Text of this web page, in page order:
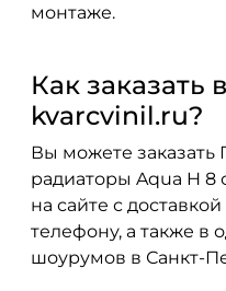
монтаже.
Как заказать
kvarcvinil.ru?
Вы можете заказать
радиаторы Aqua H 8
на сайте с
телефону, а также в
шоурумов в Санкт-